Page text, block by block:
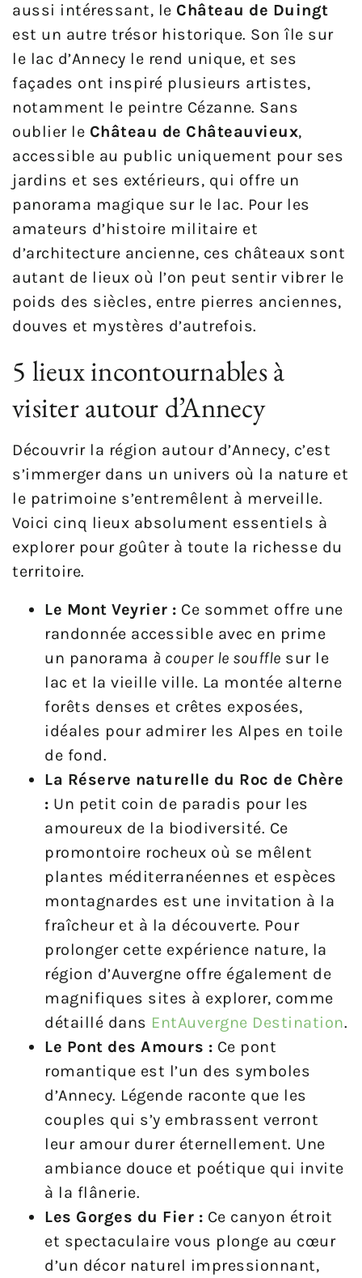
aussi intéressant, le Château de Duingt
est un autre trésor historique. Son île sur
le lac d’Annecy le rend unique, et ses
façades ont inspiré plusieurs artistes,
notamment le peintre Cézanne. Sans
oublier le Château de Châteauvieux,
accessible au public uniquement pour ses
jardins et ses extérieurs, qui offre un
panorama magique sur le lac. Pour les
amateurs d’histoire militaire et
d’architecture ancienne, ces châteaux sont
autant de lieux où l’on peut sentir vibrer le
poids des siècles, entre pierres anciennes,
douves et mystères d’autrefois.
5 lieux incontournables à
visiter autour d’Annecy
Découvrir la région autour d’Annecy, c’est
s’immerger dans un univers où la nature et
le patrimoine s’entremêlent à merveille.
Voici cinq lieux absolument essentiels à
explorer pour goûter à toute la richesse du
territoire.
Le Mont Veyrier : Ce sommet offre une
randonnée accessible avec en prime
un panorama à couper le souffle sur le
lac et la vieille ville. La montée alterne
forêts denses et crêtes exposées,
idéales pour admirer les Alpes en toile
de fond.
La Réserve naturelle du Roc de Chère
: Un petit coin de paradis pour les
amoureux de la biodiversité. Ce
promontoire rocheux où se mêlent
plantes méditerranéennes et espèces
montagnardes est une invitation à la
fraîcheur et à la découverte. Pour
prolonger cette expérience nature, la
région d’Auvergne offre également de
magnifiques sites à explorer, comme
détaillé dans EntAuvergne Destination.
Le Pont des Amours : Ce pont
romantique est l’un des symboles
d’Annecy. Légende raconte que les
couples qui s’y embrassent verront
leur amour durer éternellement. Une
ambiance douce et poétique qui invite
à la flânerie.
Les Gorges du Fier : Ce canyon étroit
et spectaculaire vous plonge au cœur
d’un décor naturel impressionnant,